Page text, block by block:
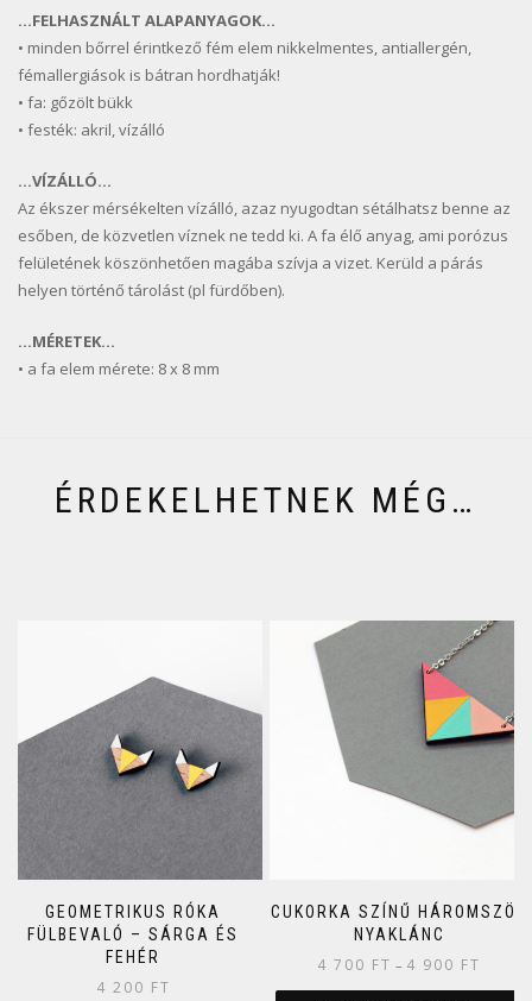
…FELHASZNÁLT ALAPANYAGOK…
• minden bőrrel érintkező fém elem nikkelmentes, antiallergén,
fémallergiások is bátran hordhatják!
• fa: gőzölt bükk
• festék: akril, vízálló
…VÍZÁLLÓ…
Az ékszer mérsékelten vízálló, azaz nyugodtan sétálhatsz benne az
esőben, de közvetlen víznek ne tedd ki. A fa élő anyag, ami porózus
felületének köszönhetően magába szívja a vizet. Kerüld a párás
helyen történő tárolást (pl fürdőben).
…MÉRETEK…
• a fa elem mérete: 8 x 8 mm
ÉRDEKELHETNEK MÉG…
GEOMETRIKUS RÓKA
FÜLBEVALÓ – SÁRGA ÉS
FEHÉR
4 200 FT
CUKORKA SZÍNŰ HÁROMSZÖG
NYAKLÁNC
4 700 FT – 4 900 FT